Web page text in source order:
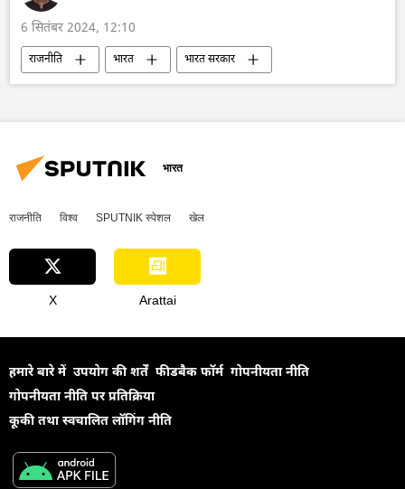
6 सितंबर 2024, 12:10
राजनीति भारत
भारत सरकार
नरेन्द्र मोदी
रूसी विदेश मंत्रालय
वोलोडिमिर ज़ेलेंस्की
पोलैंड
भारत
राजनीति विश्व SPUTNIK स्पेशल खेल
X Arattai
हमारे बारे में उपयोग की शर्तें फीडबैक फॉर्म गोपनीयता नीति
गोपनीयता नीति पर प्रतिक्रिया
कूकी तथा स्वचालित लॉगिंग नीति